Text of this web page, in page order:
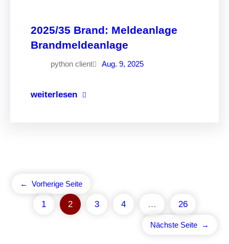
2025/35 Brand: Meldeanlage
Brandmeldeanlage
python client Aug. 9, 2025
weiterlesen
← Vorherige Seite
1 2 3 4 … 26
Nächste Seite →